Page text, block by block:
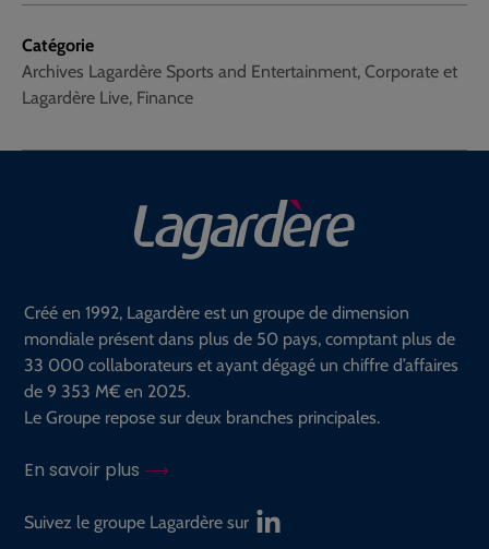
Catégorie
Archives Lagardère Sports and Entertainment, Corporate et
Lagardère Live, Finance
Créé en 1992, Lagardère est un groupe de dimension
mondiale présent dans plus de 50 pays, comptant plus de
33 000 collaborateurs et ayant dégagé un chiffre d’affaires
de 9 353 M€ en 2025.
Le Groupe repose sur deux branches principales.
En savoir plus
Suivez le groupe Lagardère sur